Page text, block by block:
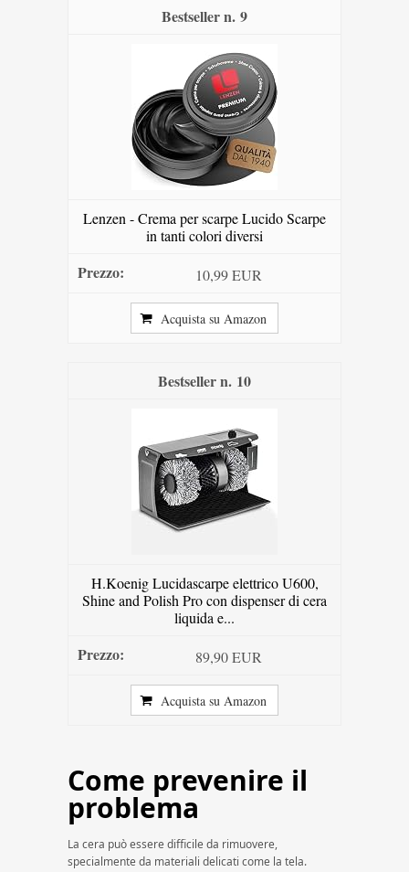
9
Lenzen - Crema per scarpe Lucido Scarpe
in tanti colori diversi
10,99 EUR
Acquista su Amazon
10
H.Koenig Lucidascarpe elettrico U600,
Shine and Polish Pro con dispenser di cera
liquida e...
89,90 EUR
Acquista su Amazon
Come prevenire il
problema
La cera può essere difficile da rimuovere,
specialmente da materiali delicati come la tela.